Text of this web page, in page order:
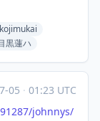
黒蓮ハ
05 · 01:23 UTC
johnnys/